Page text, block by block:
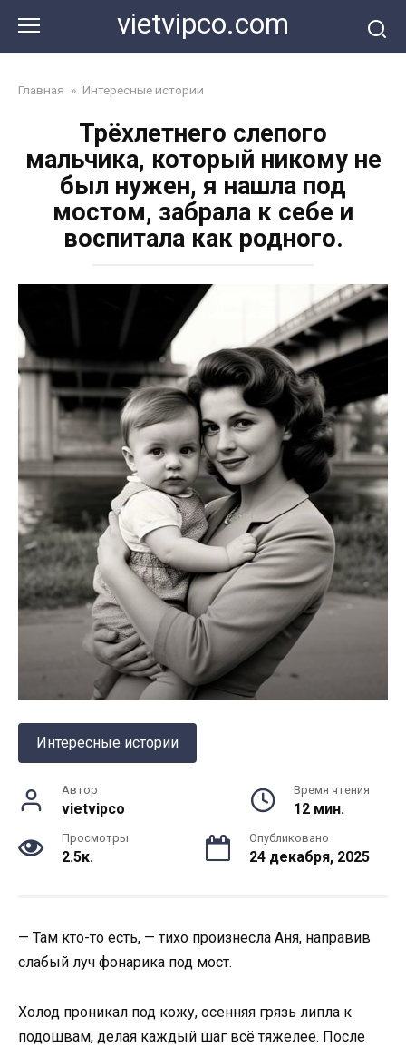
контенту
vietvipco.com
Главная » Интересные истории
Трёхлетнего слепого
мальчика, который никому не
был нужен, я нашла под
мостом, забрала к себе и
воспитала как родного.
Интересные истории
Автор
vietvipco
Время чтения
12 мин.
Просмотры
2.5к.
Опубликовано
24 декабря, 2025
— Там кто-то есть, — тихо произнесла Аня, направив
слабый луч фонарика под мост.
Холод проникал под кожу, осенняя грязь липла к
подошвам, делая каждый шаг всё тяжелее. После